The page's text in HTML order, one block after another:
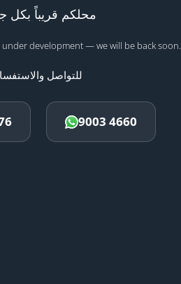
محلكم قريباً بكل
under development — we will be back soon.
للتواصل
9003 4660